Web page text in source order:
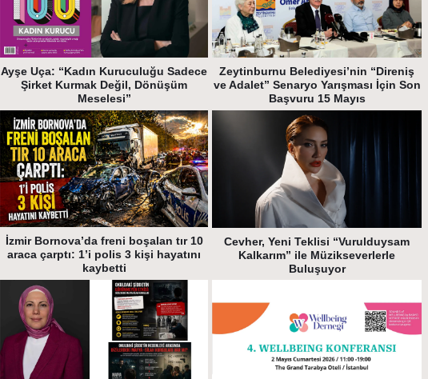
Ayşe Uça: “Kadın Kuruculuğu Sadece
Şirket Kurmak Değil, Dönüşüm
Meselesi”
Zeytinburnu Belediyesi’nin “Direniş
ve Adalet” Senaryo Yarışması İçin Son
Başvuru 15 Mayıs
İzmir Bornova’da freni boşalan tır 10
araca çarptı: 1’i polis 3 kişi hayatını
kaybetti
Cevher, Yeni Teklisi “Vurulduysam
Kalkarım” ile Müzikseverlerle
Buluşuyor